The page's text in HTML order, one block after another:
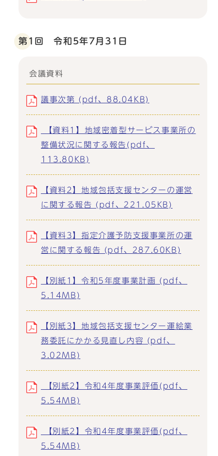
第1回 令和5年7月31日
会議資料
議事次第 (pdf、88.04KB)
【資料1】地域密着型サービス事業所の
整備状況に関する報告(pdf、
113.80KB)
【資料2】地域包括支援センターの運営
に関する報告 (pdf、221.05KB)
【資料3】指定介護予防支援事業所の運
営に関する報告 (pdf、287.60KB)
【別紙1】令和5年度事業計画 (pdf、
5.14MB)
【別紙3】地域包括支援センター運絵業
務委託にかかる見直し内容 (pdf、
3.02MB)
【別紙2】令和4年度事業評価(pdf、
5.54MB)
【別紙2】令和4年度事業評価(pdf、
5.54MB)